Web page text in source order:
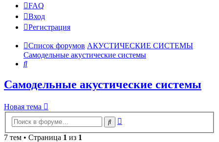
FAQ
Вход
Регистрация
Список форумов АКУСТИЧЕСКИЕ СИСТЕМЫ
Самодельные акустические системы
Поиск
Самодельные акустические системы
Новая тема
Поиск
7 тем • Страница 1 из 1